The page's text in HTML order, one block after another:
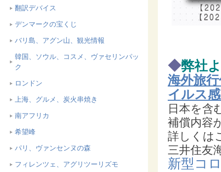
翻訳デバイス
デンマークの宝くじ
バリ島、アグン山、観光情報
韓国、ソウル、コスメ、ヴァセリンパッ
ク
ロンドン
上海、グルメ、炭火串焼き
南アフリカ
希望峰
パリ、ヴァンセンヌの森
フィレンツェ、アグリツーリズモ
◆弊社
海外旅
イルス
日本を含
補償内容
詳しくは
三井住友
新型コ